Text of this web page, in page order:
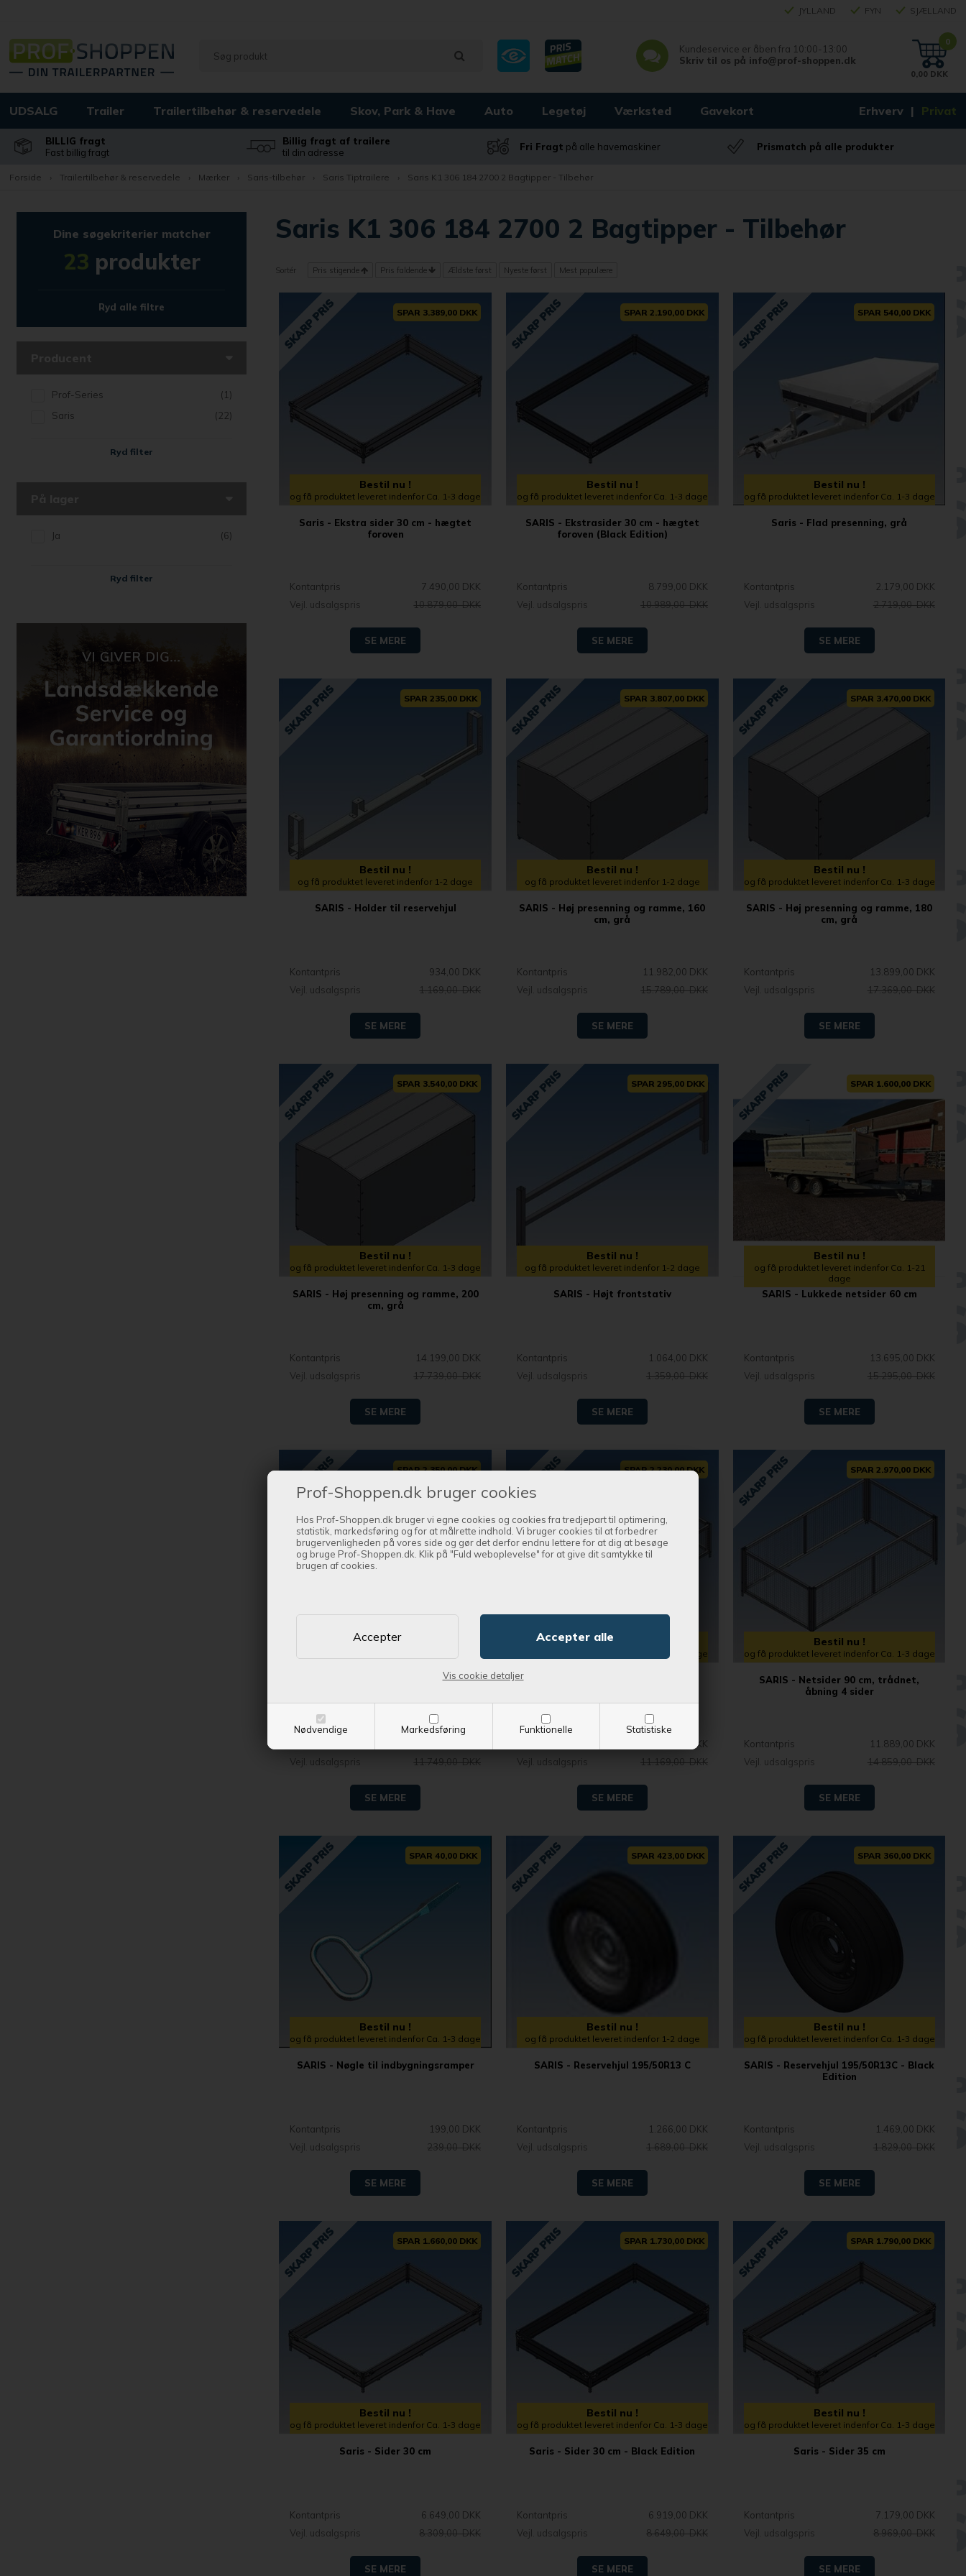
Prof-Shoppen.dk bruger cookies
Hos Prof-Shoppen.dk bruger vi egne cookies og cookies fra tredjepart til optimering,
statistik, markedsføring og for at målrette indhold. Vi bruger cookies til at forbedrer
brugervenligheden på vores side og gør det derfor endnu lettere for at dig at besøge
og bruge Prof-Shoppen.dk. Klik på "Fuld weboplevelse" for at give dit samtykke til
brugen af cookies.
Nødvendige Markedsføring Funktionelle Statistiske
Vis cookie detaljer
Erhverv Privat
JYLLAND FYN SJÆLLAND
Kundeservice er åben fra 10:00-13:00
Skriv til os på info@prof-shoppen.dk
0
0,00 DKK
UDSALG Trailer Trailertilbehør & reservedele Skov, Park & Have Auto Legetøj Værksted Gavekort
BILLIG fragt
Fast billig fragt
Billig fragt af trailere
til din adresse
Fri Fragt på alle havemaskiner Prismatch på alle produkter
Forside Trailertilbehør & reservedele Mærker Saris-tilbehør Saris Tiptrailere Saris K1 306 184 2700 2 Bagtipper - Tilbehør
Dine søgekriterier matcher
23 produkter
Ryd alle filtre
Prof-Series
(1)
Saris
(22)
Ryd filter
Ja (6)
Ryd filter
Saris K1 306 184 2700 2 Bagtipper - Tilbehør
Sortér Pris stigende Pris faldende Ældste først Nyeste først Mest populære
SPAR 3.389,00 DKK
Bestil nu !
og få produktet leveret indenfor Ca. 1-3 dage
Saris - Ekstra sider 30 cm - hægtet
foroven
Kontantpris
7.490,00 DKK
Vejl. udsalgspris
10.879,00 DKK
SE MERE
SPAR 2.190,00 DKK
Bestil nu !
og få produktet leveret indenfor Ca. 1-3 dage
SARIS - Ekstrasider 30 cm - hægtet
foroven (Black Edition)
Kontantpris
8.799,00 DKK
Vejl. udsalgspris
10.989,00 DKK
SE MERE
SPAR 540,00 DKK
Bestil nu !
og få produktet leveret indenfor Ca. 1-3 dage
Saris - Flad presenning, grå
Kontantpris
2.179,00 DKK
Vejl. udsalgspris
2.719,00 DKK
SE MERE
SPAR 235,00 DKK
Bestil nu !
og få produktet leveret indenfor 1-2 dage
SARIS - Holder til reservehjul
Kontantpris
934,00 DKK
Vejl. udsalgspris
1.169,00 DKK
SE MERE
SPAR 3.807,00 DKK
Bestil nu !
og få produktet leveret indenfor 1-2 dage
SARIS - Høj presenning og ramme, 160
cm, grå
Kontantpris
11.982,00 DKK
Vejl. udsalgspris
15.789,00 DKK
SE MERE
SPAR 3.470,00 DKK
Bestil nu !
og få produktet leveret indenfor Ca. 1-3 dage
SARIS - Høj presenning og ramme, 180
cm, grå
Kontantpris
13.899,00 DKK
Vejl. udsalgspris
17.369,00 DKK
SE MERE
SPAR 3.540,00 DKK
Bestil nu !
og få produktet leveret indenfor Ca. 1-3 dage
SARIS - Høj presenning og ramme, 200
cm, grå
Kontantpris
14.199,00 DKK
Vejl. udsalgspris
17.739,00 DKK
SE MERE
SPAR 295,00 DKK
Bestil nu !
og få produktet leveret indenfor 1-2 dage
SARIS - Højt frontstativ
Kontantpris
1.064,00 DKK
Vejl. udsalgspris
1.359,00 DKK
SE MERE
SPAR 1.600,00 DKK
Bestil nu !
og få produktet leveret indenfor Ca. 1-21
dage
SARIS - Lukkede netsider 60 cm
Kontantpris
13.695,00 DKK
Vejl. udsalgspris
15.295,00 DKK
SE MERE
SPAR 2.350,00 DKK
Bestil nu !
SARIS - Netsider 60 cm, trådnet,
Vejl. udsalgspris
11.749,00 DKK
SE MERE
SPAR 2.230,00 DKK
Bestil nu !
og få produktet leveret indenfor Ca. 1-3 dage
8.939,00 DKK
Vejl. udsalgspris
11.169,00 DKK
SE MERE
SPAR 2.970,00 DKK
Bestil nu !
og få produktet leveret indenfor Ca. 1-3 dage
SARIS - Netsider 90 cm, trådnet,
åbning 4 sider
Kontantpris
11.889,00 DKK
Vejl. udsalgspris
14.859,00 DKK
SE MERE
SPAR 40,00 DKK
Bestil nu !
og få produktet leveret indenfor Ca. 1-3 dage
SARIS - Nøgle til indbygningsramper
Kontantpris
199,00 DKK
Vejl. udsalgspris
239,00 DKK
SE MERE
SPAR 423,00 DKK
Bestil nu !
og få produktet leveret indenfor 1-2 dage
SARIS - Reservehjul 195/50R13 C
Kontantpris
1.266,00 DKK
Vejl. udsalgspris
1.689,00 DKK
SE MERE
SPAR 360,00 DKK
Bestil nu !
og få produktet leveret indenfor Ca. 1-3 dage
SARIS - Reservehjul 195/50R13C - Black
Edition
Kontantpris
1.469,00 DKK
Vejl. udsalgspris
1.829,00 DKK
SE MERE
SPAR 1.660,00 DKK
Bestil nu !
og få produktet leveret indenfor Ca. 1-3 dage
Saris - Sider 30 cm
Kontantpris
6.649,00 DKK
Vejl. udsalgspris
8.309,00 DKK
SE MERE
SPAR 1.730,00 DKK
Bestil nu !
og få produktet leveret indenfor Ca. 1-3 dage
Saris - Sider 30 cm - Black Edition
Kontantpris
6.919,00 DKK
Vejl. udsalgspris
8.649,00 DKK
SE MERE
SPAR 1.790,00 DKK
Bestil nu !
og få produktet leveret indenfor Ca. 1-3 dage
Saris - Sider 35 cm
Kontantpris
7.179,00 DKK
Vejl. udsalgspris
8.969,00 DKK
SE MERE